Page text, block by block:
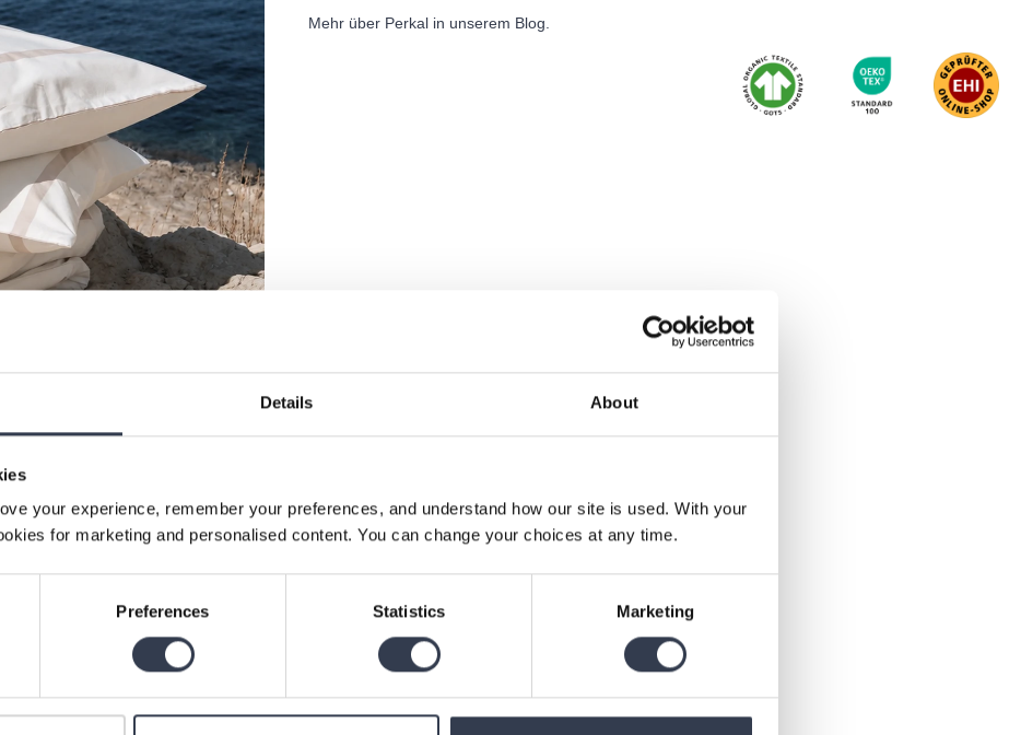
Details About
your experience, remember your preferences, and understand how our site is used. With your
for marketing and personalised content. You can change your choices at any time.
Preferences Statistics Marketing
Mehr über Perkal in unserem Blog.